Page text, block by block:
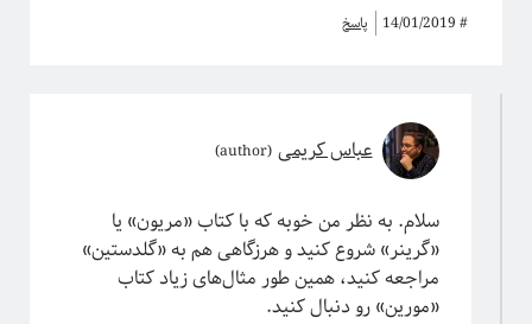
#
14/01/2019 پاسخ
عباس کریمی
سلام. به نظر من خوبه که با کتاب «مریون» یا
«گرینر» شروع کنید و هرزگاهی هم به «گلدستین»
مراجعه کنید، همین طور مثال‌‌های زیاد کتاب
«مورین»‌ رو دنبال کنید.